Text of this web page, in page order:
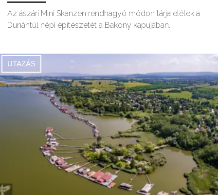
Az ászári Mini Skanzen rendhagyó módon tárja elétek a
Dunántúl népi építészetét a Bakony kapujában.
UTAZÁS